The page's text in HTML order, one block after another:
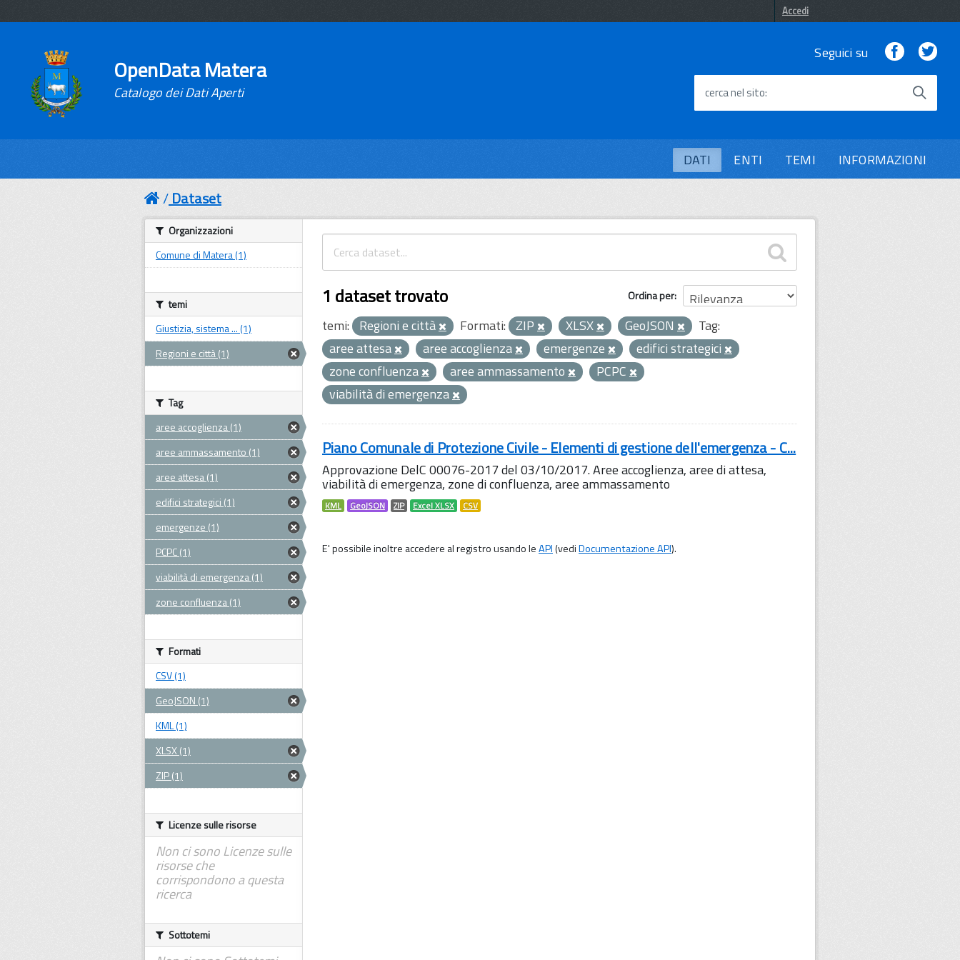
Accedi
OpenData Matera
Catalogo dei Dati Aperti
Seguici su Facebook
cerca nel sito
DATI ENTI TEMI INFORMAZIONI
Dataset
Ordina per
1 dataset trovato
temi: Regioni e città Formati: ZIP XLSX GeoJSON
Tag:
aree attesa
aree accoglienza emergenze
edifici strategici
zone confluenza
aree ammassamento
PCPC
viabilità di emergenza
Piano Comunale di Protezione Civile - Elementi di gestione dell'emergenza - C...
Approvazione DelC 00076-2017 del 03/10/2017. Aree accoglienza, aree di attesa,
viabilità di emergenza, zone di confluenza, aree ammassamento
KML GeoJSON ZIP Excel XLSX CSV
E' possibile inoltre accedere al registro usando leAPI(vediDocumentazione API).
Organizzazioni
Comune di Matera (1)
temi
Giustizia, sistema ... (1)
Regioni e città (1)
Tag
aree accoglienza (1)
aree ammassamento (1)
aree attesa (1)
edifici strategici (1)
emergenze (1)
PCPC (1)
viabilità di emergenza (1)
zone confluenza (1)
Formati
CSV (1)
GeoJSON (1)
KML (1)
XLSX (1)
ZIP (1)
Licenze sulle risorse
Non ci sono Licenze sulle
risorse che
corrispondono a questa
ricerca
Sottotemi